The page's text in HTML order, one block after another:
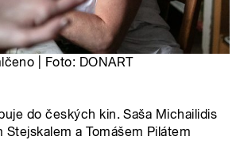
| Foto: DONART
do českých kin. Saša Michailidis
a Tomášem Pilátem